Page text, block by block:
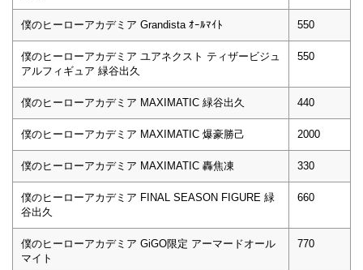
僕のヒーローアカデミア Grandista ｵｰﾙﾏｲﾄ 550
僕のヒーローアカデミア ユアネクスト ティザービジュ
アルフィギュア 緑谷出久
550
僕のヒーローアカデミア MAXIMATIC 緑谷出久 440
僕のヒーローアカデミア MAXIMATIC 爆豪勝己 2000
僕のヒーローアカデミア MAXIMATIC 轟焦凍 330
僕のヒーローアカデミア FINAL SEASON FIGURE 緑
谷出久
660
僕のヒーローアカデミア GiGO限定 アーマードオール
マイト
770